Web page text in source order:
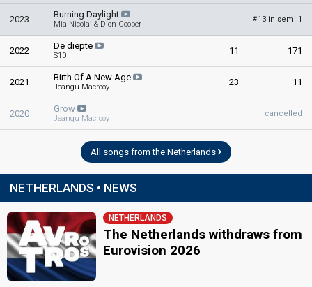
2023 Burning Daylight
Mia Nicolai & Dion Cooper
#13 in semi 1
2022 De diepte
S10 11 171
2021 Birth Of A New Age
Jeangu Macrooy 23 11
2020 Grow
Jeangu Macrooy
cancelled
All songs from the Netherlands
NETHERLANDS • NEWS
NETHERLANDS
The Netherlands withdraws from
Eurovision 2026